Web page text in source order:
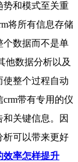
势和模式至关重
将所有信息存储
个数据而不是单
他数据分析以及
使整个过程自动
带有专用的仪
关键信息。因
析可以带来更好
效率怎样提升